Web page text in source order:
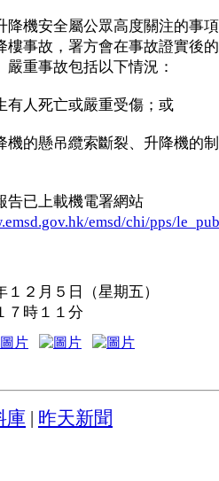
機安全屬公眾高度關注的事項
樓事故，署方會在事故證實後
嚴重事故包括以下情況：
有人死亡或嚴重受傷；或
機的懸吊纜索斷裂、升降機的
已上載機電署網站
emsd/chi/pps/
１２月５日（星期五）
７時１１分
庫 昨天新聞